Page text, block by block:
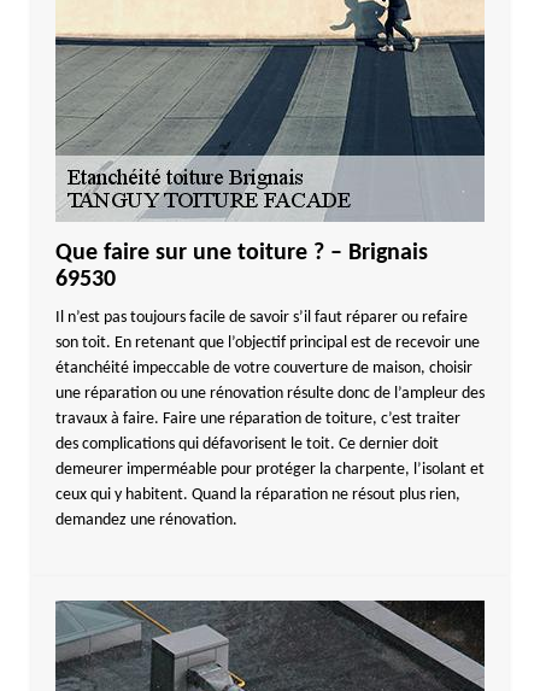
Que faire sur une toiture ? – Brignais
69530
Il n’est pas toujours facile de savoir s’il faut réparer ou refaire
son toit. En retenant que l’objectif principal est de recevoir une
étanchéité impeccable de votre couverture de maison, choisir
une réparation ou une rénovation résulte donc de l’ampleur des
travaux à faire. Faire une réparation de toiture, c’est traiter
des complications qui défavorisent le toit. Ce dernier doit
demeurer imperméable pour protéger la charpente, l’isolant et
ceux qui y habitent. Quand la réparation ne résout plus rien,
demandez une rénovation.